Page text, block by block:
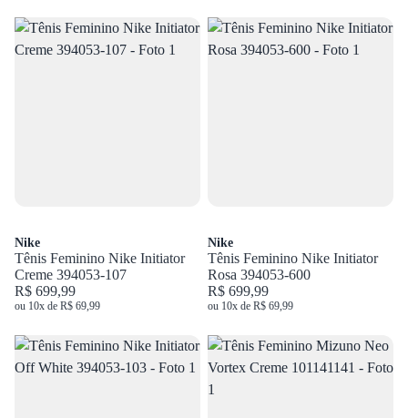
Nike
Tênis Feminino Nike Initiator
Creme 394053-107
R$ 699,99
ou 10x de R$ 69,99
Nike
Tênis Feminino Nike Initiator
Rosa 394053-600
R$ 699,99
ou 10x de R$ 69,99